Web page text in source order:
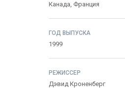
Канада, Франция
ГОД ВЫПУСКА
1999
РЕЖИССЕР
Дэвид Кроненберг